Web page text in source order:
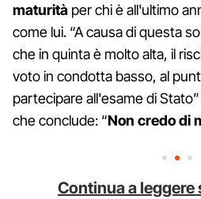
maturità per chi è all'ultimo
come lui. “A causa di questa
che in quinta è molto alta, il
voto in condotta basso, al
partecipare all'esame di
che conclude: “Non credo di
Continua a leggere